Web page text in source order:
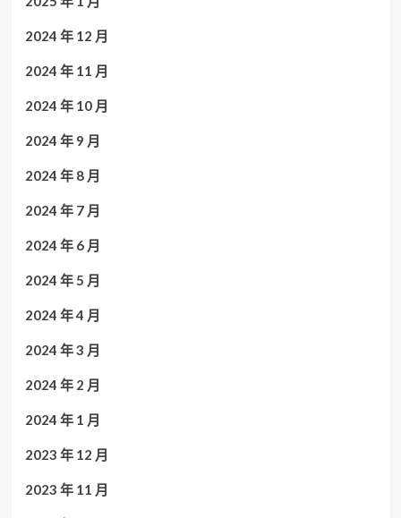
2024 年 12 月
2024 年 11 月
2024 年 10 月
2024 年 9 月
2024 年 8 月
2024 年 7 月
2024 年 6 月
2024 年 5 月
2024 年 4 月
2024 年 3 月
2024 年 2 月
2024 年 1 月
2023 年 12 月
2023 年 11 月